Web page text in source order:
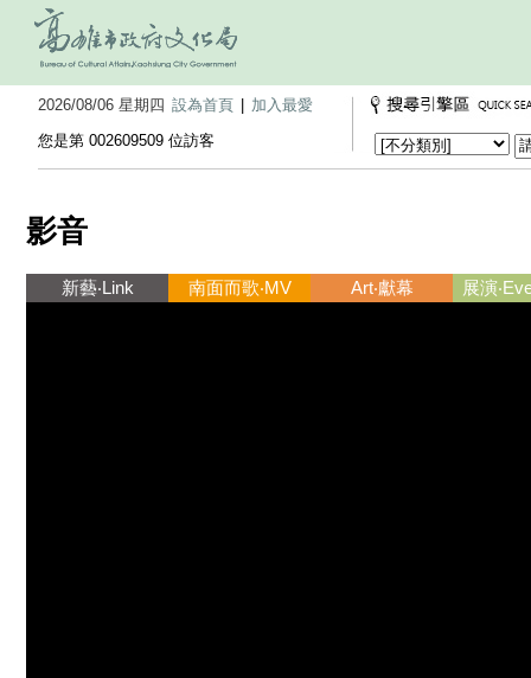
2026/08/06 星期四 設為首頁
加入最愛
您是第 002609509 位訪客
影音
新藝‧Link 南面而歌‧MV Art‧獻幕 展演